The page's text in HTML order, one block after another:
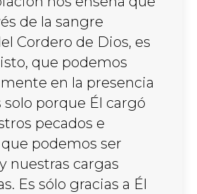
de la sangre
Cordero de Dios, es
que podemos
en la presencia
solo porque Él cargó
pecados e
podemos ser
nuestras cargas
Es sólo gracias a Él